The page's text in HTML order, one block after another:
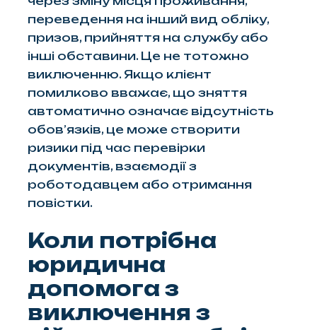
переведення на інший вид обліку,
призов, прийняття на службу або
інші обставини. Це не тотожно
виключенню. Якщо клієнт
помилково вважає, що зняття
автоматично означає відсутність
обов’язків, це може створити
ризики під час перевірки
документів, взаємодії з
роботодавцем або отримання
повістки.
Коли потрібна
юридична
допомога з
виключення з